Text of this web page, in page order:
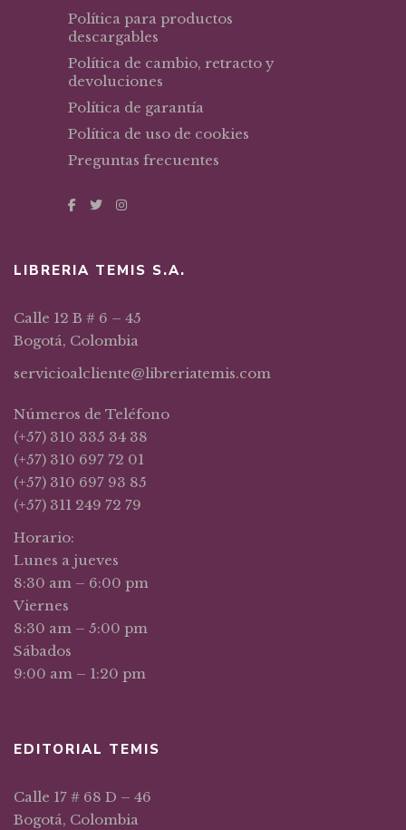
Política para productos
descargables
Política de cambio, retracto y
devoluciones
Política de garantía
Política de uso de cookies
Preguntas frecuentes
LIBRERIA TEMIS S.A.
Calle 12 B # 6 – 45
Bogotá, Colombia
servicioalcliente@libreriatemis.com
Números de Teléfono
(+57) 310 335 34 38
(+57) 310 697 72 01
(+57) 310 697 93 85
(+57) 311 249 72 79
Horario:
Lunes a jueves
8:30 am – 6:00 pm
Viernes
8:30 am – 5:00 pm
Sábados
9:00 am – 1:20 pm
EDITORIAL TEMIS
Calle 17 # 68 D – 46
Bogotá, Colombia